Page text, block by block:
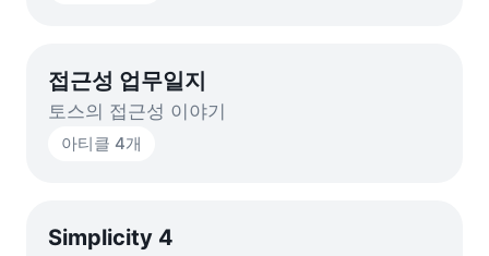
접근성 업무일지
토스의 접근성 이야기
아티클 4개
Simplicity 4